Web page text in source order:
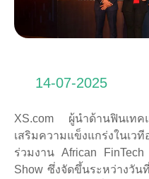
14-07-2025
XS.com ผู้นำด้านฟินเทคแ
เสริมความแข็งแกร่งในเว
ร่วมงาน African
Show ซึ่งจัดขึ้นระหว่างวั